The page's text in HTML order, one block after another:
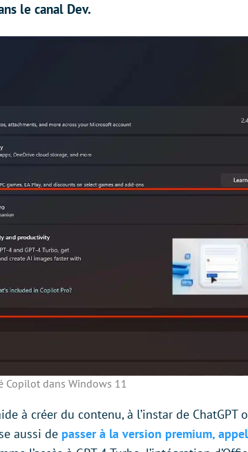
le canal Dev.
Copilot dans Windows 11
à créer du contenu, à l’instar de ChatGPT
aussi de passer à la version premium,